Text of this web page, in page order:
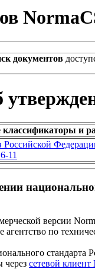
документов
классификаторы и
11
версии
агентство по
стандарта
через сетевой клиент